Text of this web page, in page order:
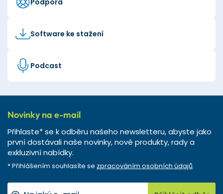
Software ke stažení
Podcast
Novinky na e-mail
Přihlaste* se k odběru našeho newsletteru, abyste jako
první dostávali naše novinky, nové produkty, rady a
exkluzivní nabídky.
* Přihlášením souhlasíte se zpracováním osobních údajů.